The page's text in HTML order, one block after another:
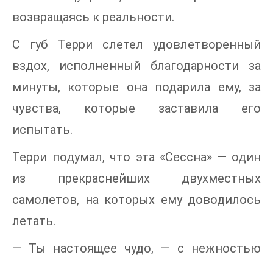
возвращаясь к реальности.
С губ Терри слетел удовлетворенный
вздох, исполненный благодарности за
минуты, которые она подарила ему, за
чувства, которые заставила его
испытать.
Терри подумал, что эта «Сессна» — один
из прекраснейших двухместных
самолетов, на которых ему доводилось
летать.
— Ты настоящее чудо, — с нежностью